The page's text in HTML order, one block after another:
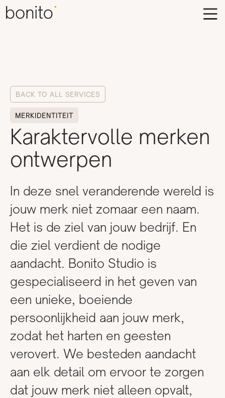
BACK TO ALL SERVICES
MERKIDENTITEIT
Karaktervolle merken
ontwerpen
In deze snel veranderende wereld is
jouw merk niet zomaar een naam.
Het is de ziel van jouw bedrijf. En
die ziel verdient de nodige
aandacht. Bonito Studio is
gespecialiseerd in het geven van
een unieke, boeiende
persoonlijkheid aan jouw merk,
zodat het harten en geesten
verovert. We besteden aandacht
aan elk detail om ervoor te zorgen
dat jouw merk niet alleen opvalt,